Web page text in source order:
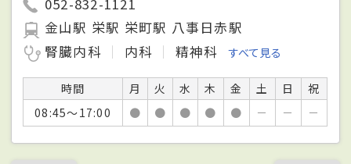
052-832-1121
金山駅 栄駅 栄町駅 八事日赤駅
腎臓内科
内科 精神科 すべて見る
時間 月 火 水 木 金 土 日
祝
08:45～17:00
● ● ● ● ● － － －